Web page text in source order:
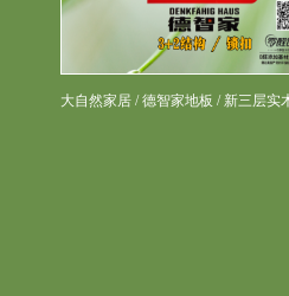
大自然家居 / 德智家地板 / 新三层实